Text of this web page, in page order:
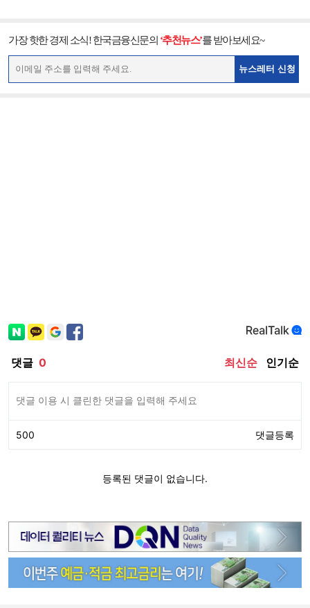
가장 핫한 경제 소식! 한국금융신문의 ‘추천뉴스’를 받아보세요~
뉴스레터 신청